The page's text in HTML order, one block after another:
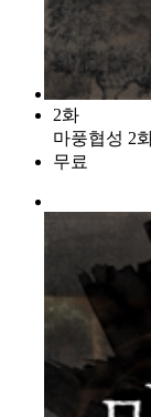
2화
마풍협성 2
무료